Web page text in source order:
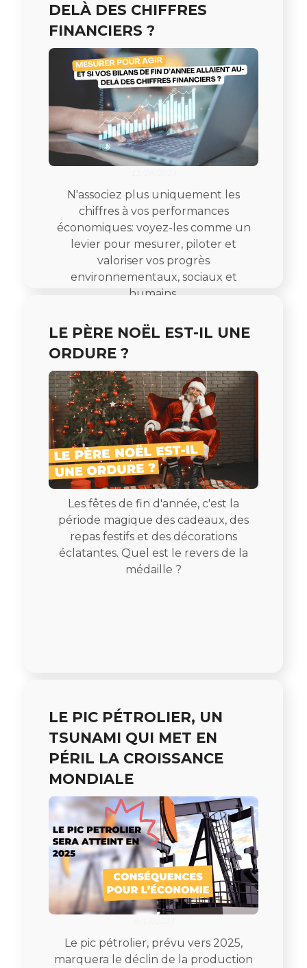
DELÀ DES CHIFFRES
FINANCIERS ?
N'associez plus uniquement les
chiffres à vos performances
économiques: voyez-les comme un
levier pour mesurer, piloter et
valoriser vos progrès
environnementaux, sociaux et
humains.
LE PÈRE NOËL EST-IL UNE
ORDURE ?
Les fêtes de fin d'année, c'est la
période magique des cadeaux, des
repas festifs et des décorations
éclatantes. Quel est le revers de la
médaille ?
LE PIC PÉTROLIER, UN
TSUNAMI QUI MET EN
PÉRIL LA CROISSANCE
MONDIALE
Le pic pétrolier, prévu vers 2025,
marquera le déclin de la production